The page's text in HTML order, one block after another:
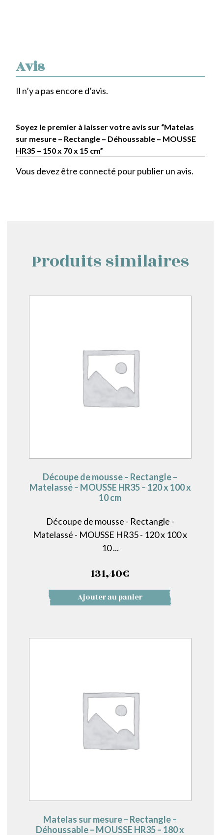
Avis
Il n’y a pas encore d’avis.
Soyez le premier à laisser votre avis sur “Matelas
sur mesure – Rectangle – Déhoussable – MOUSSE
HR35 – 150 x 70 x 15 cm”
Vous devez être connecté pour publier un avis.
Produits similaires
Découpe de mousse – Rectangle –
Matelassé – MOUSSE HR35 – 120 x 100 x
10 cm
Découpe de mousse - Rectangle -
Matelassé - MOUSSE HR35 - 120 x 100 x
10 ...
131,40€
Ajouter au panier
Matelas sur mesure – Rectangle –
Déhoussable – MOUSSE HR35 – 180 x